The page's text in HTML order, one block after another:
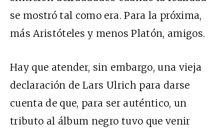
se mostró tal como era. Para la próxima,
más Aristóteles y menos Platón, amigos.
Hay que atender, sin embargo, una vieja
declaración de Lars Ulrich para darse
cuenta de que, para ser auténtico, un
tributo al álbum negro tuvo que venir